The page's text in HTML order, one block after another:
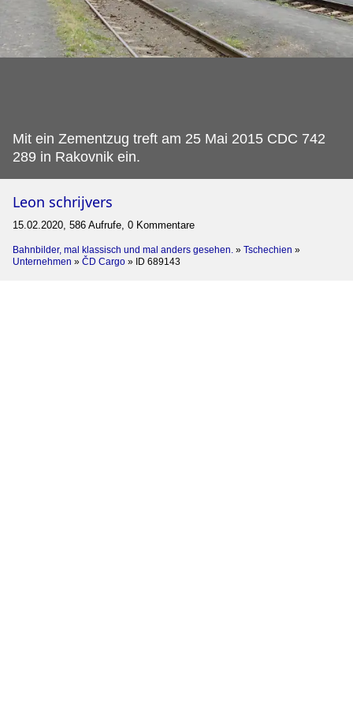
Mit ein Zementzug treft am 25 Mai 2015 CDC 742
289 in Rakovnik ein.
Leon schrijvers
15.02.2020, 586 Aufrufe, 0 Kommentare
Bahnbilder, mal klassisch und mal anders gesehen. » Tschechien »
Unternehmen » ČD Cargo » ID 689143